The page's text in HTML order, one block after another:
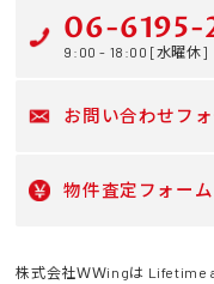
06-6195-
9:00 - 18:00 [水曜休]
お問い合わせフ
物件査定フォーム
株式会社ＷＷingは Lifetime